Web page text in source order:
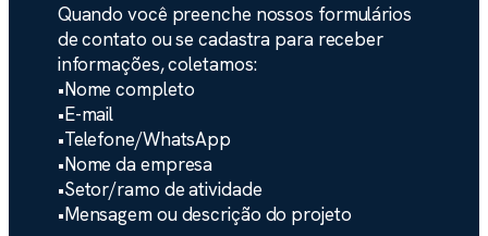
Quando você preenche nossos formulários
de contato ou se cadastra para receber
informações, coletamos:
•Nome completo
•E-mail
•Telefone/WhatsApp
•Nome da empresa
•Setor/ramo de atividade
•Mensagem ou descrição do projeto